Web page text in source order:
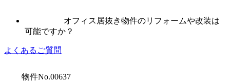
オフィス居抜き物件のリフォームや改装は
可能ですか？
よくあるご質問
物件No.00637